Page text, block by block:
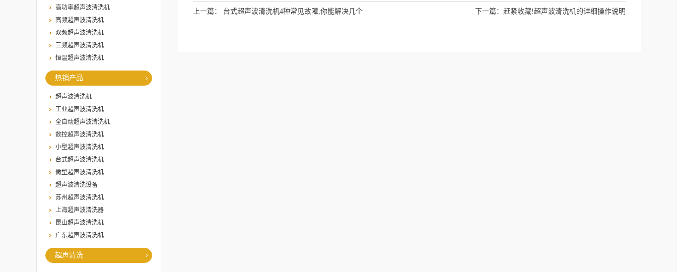
高功率超声波清洗机
高频超声波清洗机
双频超声波清洗机
三频超声波清洗机
恒温超声波清洗机
热销产品
超声波清洗机
工业超声波清洗机
全自动超声波清洗机
数控超声波清洗机
小型超声波清洗机
台式超声波清洗机
微型超声波清洗机
超声波清洗设备
苏州超声波清洗机
上海超声波清洗器
昆山超声波清洗机
广东超声波清洗机
超声清洗
上一篇： 台式超声波清洗机4种常见故障,你能解决几个 下一篇： 赶紧收藏!超声波清洗机的详细操作说明